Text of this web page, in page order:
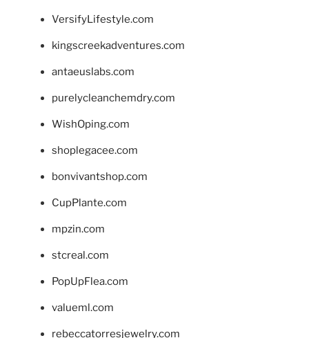
VersifyLifestyle.com
kingscreekadventures.com
antaeuslabs.com
purelycleanchemdry.com
WishOping.com
shoplegacee.com
bonvivantshop.com
CupPlante.com
mpzin.com
stcreal.com
PopUpFlea.com
valueml.com
rebeccatorresjewelry.com